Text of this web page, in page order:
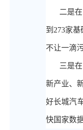
二是
到273家
不让一滴
三是
新产业、
好长城汽
快国家数